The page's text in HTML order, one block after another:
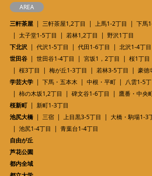
AREA
三軒茶屋
三軒茶屋1,2丁目 上馬1-2丁目
下馬
太子堂1-5丁目
若林1,2丁目
野沢1丁目
下北沢
代沢1-5丁目 代田1-6丁目
北沢1-4丁目
世田谷
世田谷1-4丁目 宮坂1，2丁目 桜1丁目
桜3丁目
梅が丘1-3丁目 若林3-5丁目
豪徳
学芸大学
下馬・五本木 中根・平町
八雲1-5
柿の木坂1,2丁目
碑文谷1-6丁目
鷹番・中央
桜新町
新町1-3丁目
池尻大橋
三宿 上目黒3-5丁目 大橋・駒場1-3
池尻1-4丁目
青葉台1-4丁目
自由が丘
芦花公園
都内全域